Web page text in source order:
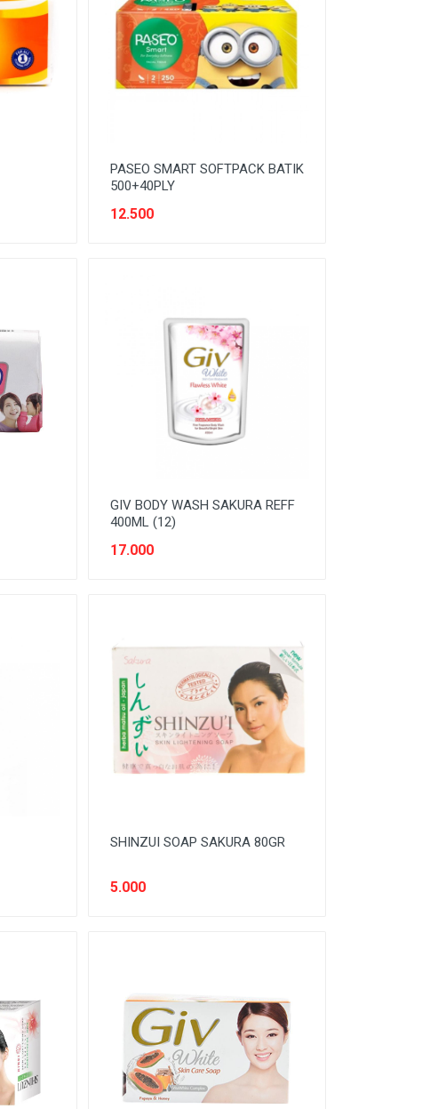
PASEO SMART SOFTPACK BATIK
500+40PLY
12.500
GIV BODY WASH SAKURA REFF
400ML (12)
17.000
SHINZUI SOAP SAKURA 80GR
5.000